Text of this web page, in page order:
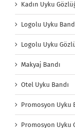
Kadın Uyku
Logolu Uyku
Logolu Uyku
Makyaj Bandı
Otel Uyku Bandı
Promosyon Uyku
Promosyon Uyku